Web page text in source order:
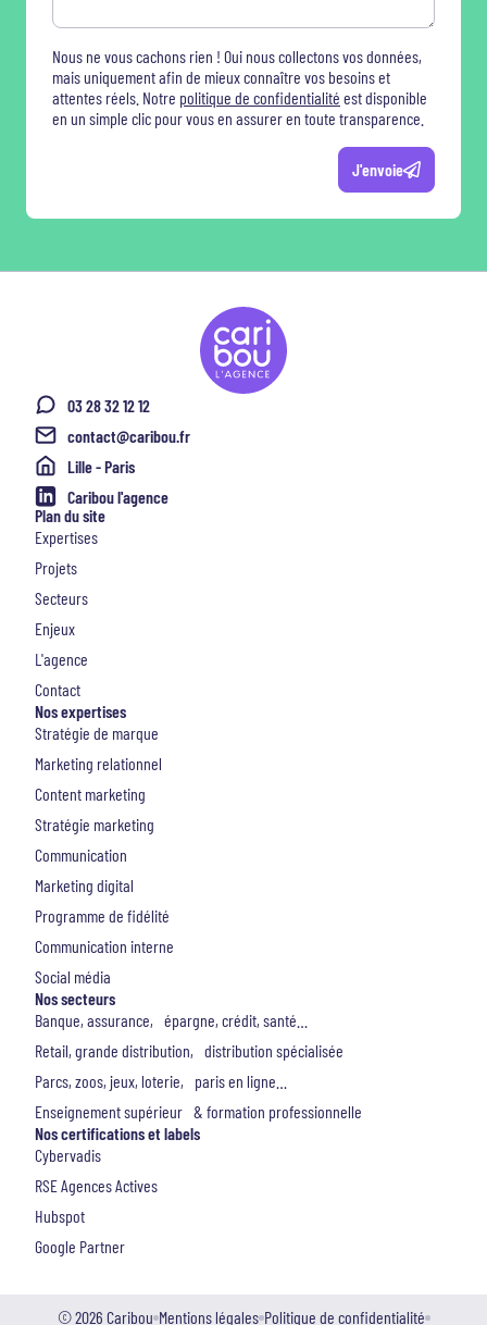
Nous ne vous cachons rien ! Oui nous collectons vos données,
mais uniquement afin de mieux connaître vos besoins et
attentes réels. Notre politique de confidentialité est disponible
en un simple clic pour vous en assurer en toute transparence.
J'envoie
03 28 32 12 12
contact@caribou.fr
Lille - Paris
Caribou l'agence
Plan du site
Expertises
Projets
Secteurs
Enjeux
L'agence
Contact
Nos expertises
Stratégie de marque
Marketing relationnel
Content marketing
Stratégie marketing
Communication
Marketing digital
Programme de fidélité
Communication interne
Social média
Nos secteurs
Banque, assurance, épargne, crédit, santé…
Retail, grande distribution, distribution spécialisée
Parcs, zoos, jeux, loterie, paris en ligne…
Enseignement supérieur & formation professionnelle
Nos certifications et labels
Cybervadis
RSE Agences Actives
Hubspot
Google Partner
© 2026 Caribou Mentions légales Politique de confidentialité